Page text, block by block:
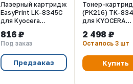
Лазерный картридж
EasyPrint LK-8345C
для Kyocera
2552ci/2553ci
(12000 стр.)
голубой, с чипом
816 ₽
Под заказ
Предзаказ
Тонер-
(PK216) TK-
для KYOCERA
2552ci/2553ci
Cyan, 190г,
стр.,
2 498 ₽
Осталось 3 шт
Купить